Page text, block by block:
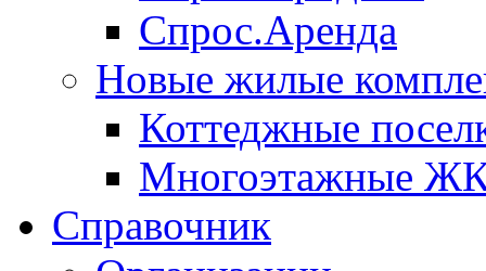
Спрос.Аренда
Новые жилые
Коттеджные
Многоэтажные
Справочник